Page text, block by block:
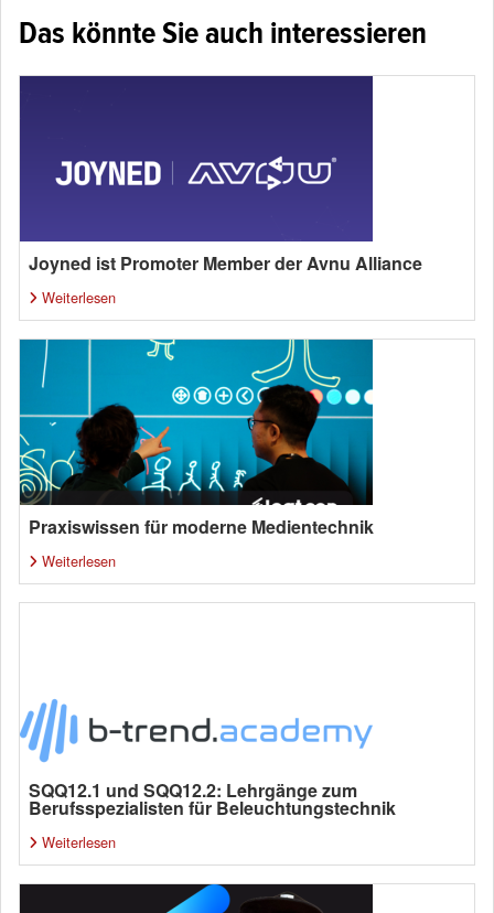
Das könnte Sie auch interessieren
Joyned ist Promoter Member der Avnu Alliance
Weiterlesen
Praxiswissen für moderne Medientechnik
Weiterlesen
SQQ12.1 und SQQ12.2: Lehrgänge zum
Berufsspezialisten für Beleuchtungstechnik
Weiterlesen